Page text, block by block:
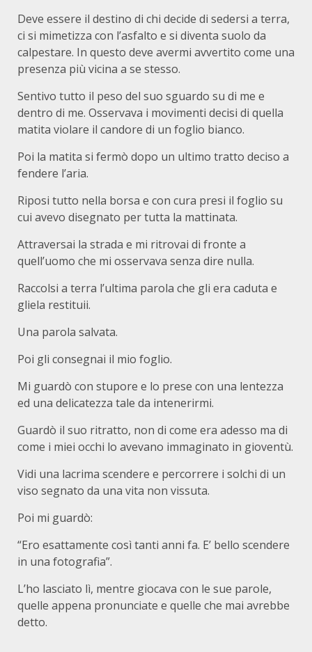
Deve essere il destino di chi decide di sedersi a terra,
ci si mimetizza con l’asfalto e si diventa suolo da
calpestare. In questo deve avermi avvertito come una
presenza più vicina a se stesso.
Sentivo tutto il peso del suo sguardo su di me e
dentro di me. Osservava i movimenti decisi di quella
matita violare il candore di un foglio bianco.
Poi la matita si fermò dopo un ultimo tratto deciso a
fendere l’aria.
Riposi tutto nella borsa e con cura presi il foglio su
cui avevo disegnato per tutta la mattinata.
Attraversai la strada e mi ritrovai di fronte a
quell’uomo che mi osservava senza dire nulla.
Raccolsi a terra l’ultima parola che gli era caduta e
gliela restituii.
Una parola salvata.
Poi gli consegnai il mio foglio.
Mi guardò con stupore e lo prese con una lentezza
ed una delicatezza tale da intenerirmi.
Guardò il suo ritratto, non di come era adesso ma di
come i miei occhi lo avevano immaginato in gioventù.
Vidi una lacrima scendere e percorrere i solchi di un
viso segnato da una vita non vissuta.
Poi mi guardò:
“Ero esattamente così tanti anni fa. E’ bello scendere
in una fotografia”.
L’ho lasciato lì, mentre giocava con le sue parole,
quelle appena pronunciate e quelle che mai avrebbe
detto.